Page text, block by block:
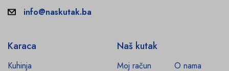
info@naskutak.ba
Karaca
Kuhinja
Naš kutak
Moj račun O nama